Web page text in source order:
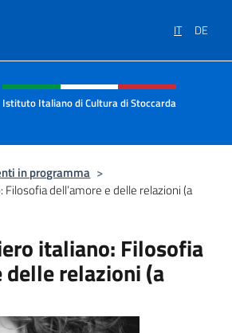
IT DE
social e menù
Istituto Italiano di Cultura di Stoccarda
in programma >
dell’amore e delle relazioni (a
italiano: Filosofia
delle relazioni (a